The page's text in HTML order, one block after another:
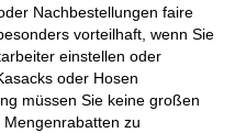
Nachbestellungen faire
vorteilhaft, wenn Sie
einstellen oder
oder Hosen
müssen Sie keine großen
zu